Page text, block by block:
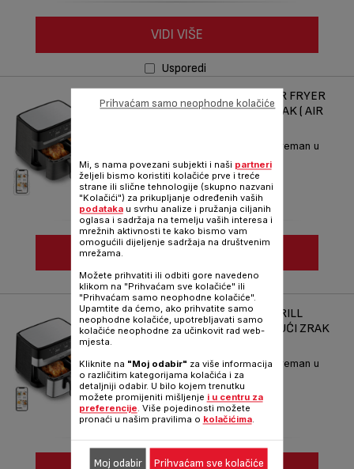
VIDI VIŠE
Usporedi
DUAL EASY FRY & GRILL AIR FRYER
8.3 L FRITEZA NA VRUĆI ZRAK ( AIR
Kompletan obiteljski obrok spreman u
Kataloški broj : EY905B10
VIDI VIŠE
Usporedi
TEFAL DUAL EASY FRY & GRILL
EY905D10 FRITEZA NA VRUĆI ZRAK
Kompletan obiteljski obrok spreman u
trenu.
Kataloški broj : EY905D10
Mi, s nama povezani subjekti i naši partneri
željeli bismo koristiti kolačiće prve i treće
strane ili slične tehnologije (skupno nazvani
"Kolačići") za prikupljanje određenih vaših
podatakau svrhu analize i pružanja ciljanih
oglasa i sadržaja na temelju vaših interesa i
mrežnih aktivnosti te kako bismo vam
omogućili dijeljenje sadržaja na društvenim
mrežama.
Možete prihvatiti ili odbiti gore navedeno
klikom na "Prihvaćam sve kolačiće" ili
"Prihvaćam samo neophodne kolačiće".
Upamtite da ćemo, ako prihvatite samo
neophodne kolačiće, upotrebljavati samo
kolačiće neophodne za učinkovit rad web-
mjesta.
Kliknite na "Moj odabir" za više informacija
o različitim kategorijama kolačića i za
detaljniji odabir. U bilo kojem trenutku
možete promijeniti mišljenje i u centru za
preferencije. Više pojedinosti možete
pronaći u našim pravilima o kolačićima.
Prihvaćam samo neophodne kolačiće
Moj odabir Prihvaćam sve kolačiće